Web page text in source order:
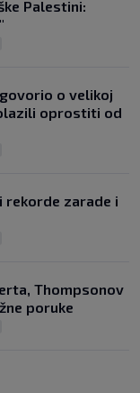
Palestini:
o velikoj
oprostiti od
rekorde zarade i
Thompsonov
poruke